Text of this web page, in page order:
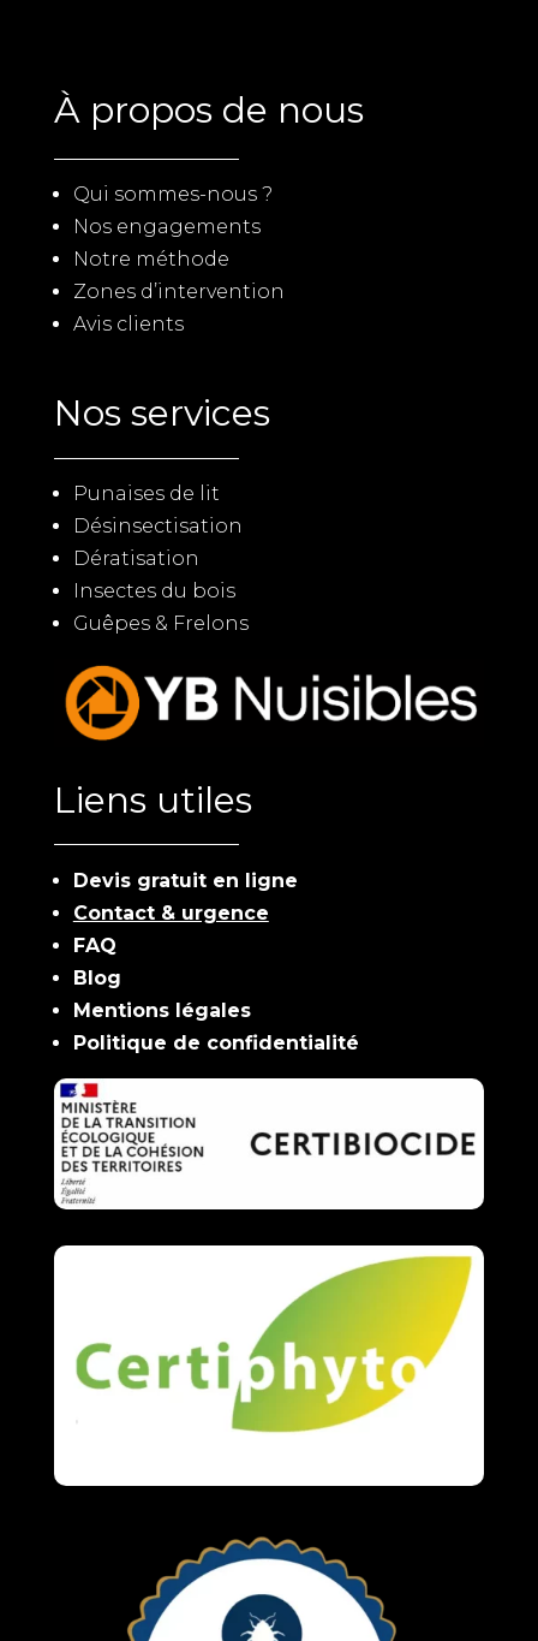
À propos de nous
Qui sommes-nous ?
Nos engagements
Notre méthode
Zones d’intervention
Avis clients
Nos services
Punaises de lit
Désinsectisation
Dératisation
Insectes du bois
Guêpes & Frelons
Liens utiles
Devis gratuit en ligne
Contact & urgence
FAQ
Blog
Mentions légales
Politique de confidentialité